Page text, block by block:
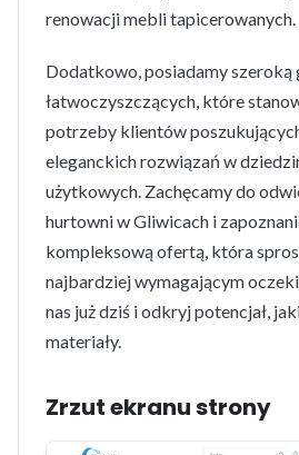
renowacji mebli tapicerowanych.
Dodatkowo, posiadamy szeroką
łatwoczyszczących, które
potrzeby klientów
eleganckich rozwiązań w
użytkowych. Zachęcamy do
hurtowni w Gliwicach i
kompleksową ofertą, która
najbardziej wymagającym
nas już dziś i odkryj potencjał,
materiały.
Zrzut ekranu strony